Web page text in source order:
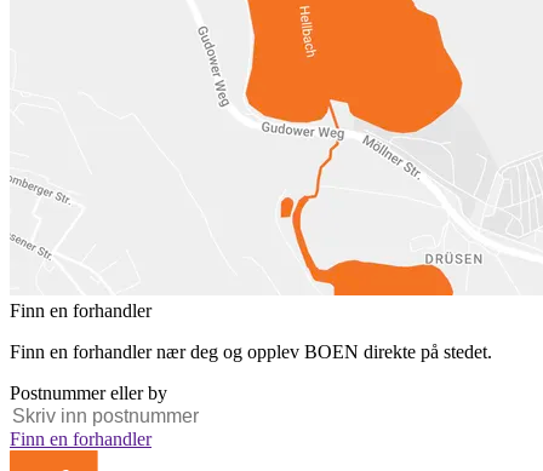
Finn en forhandler
Finn en forhandler nær deg og opplev BOEN direkte på stedet.
Postnummer eller by
Finn en forhandler